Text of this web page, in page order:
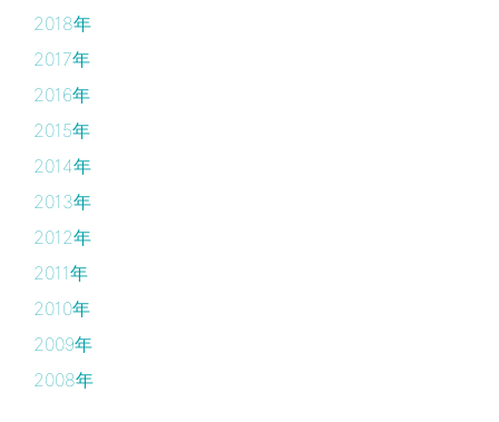
2018年
2017年
2016年
2015年
2014年
2013年
2012年
2011年
2010年
2009年
2008年